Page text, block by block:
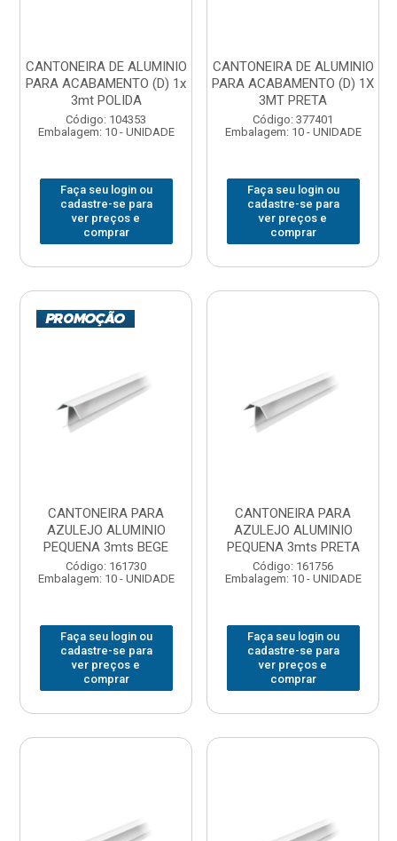
CANTONEIRA DE ALUMINIO
PARA ACABAMENTO (D) 1x
3mt POLIDA
Código: 104353
Embalagem: 10 - UNIDADE
Faça seu login ou
cadastre-se para
ver preços e
comprar
CANTONEIRA DE ALUMINIO
PARA ACABAMENTO (D) 1X
3MT PRETA
Código: 377401
Embalagem: 10 - UNIDADE
Faça seu login ou
cadastre-se para
ver preços e
comprar
CANTONEIRA PARA
AZULEJO ALUMINIO
PEQUENA 3mts BEGE
Código: 161730
Embalagem: 10 - UNIDADE
Faça seu login ou
cadastre-se para
ver preços e
comprar
CANTONEIRA PARA
AZULEJO ALUMINIO
PEQUENA 3mts PRETA
Código: 161756
Embalagem: 10 - UNIDADE
Faça seu login ou
cadastre-se para
ver preços e
comprar